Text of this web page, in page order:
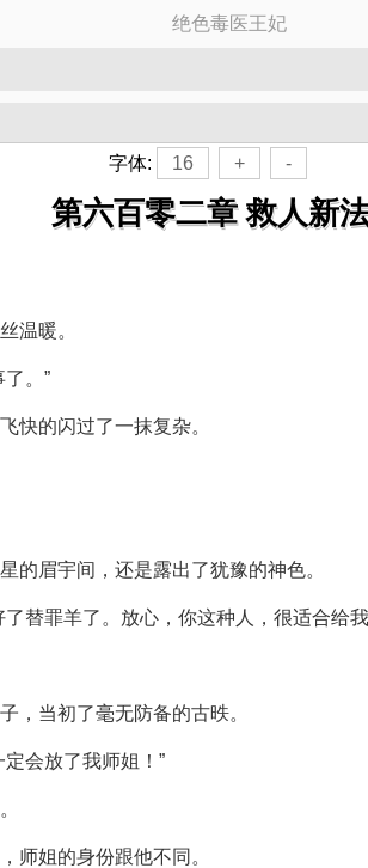
绝色毒医王妃
字体: 16 + -
第六百零二章 救人新
温暖。
。”
快的闪过了一抹复杂。
的眉宇间，还是露出了犹豫的神色。
替罪羊了。放心，你这种人，很适合给
，当初了毫无防备的古昳。
会放了我师姐！”
师姐的身份跟他不同。